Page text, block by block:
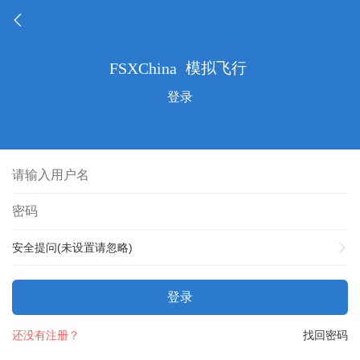
登录
安全提问(未设置请忽略)
登录
找回密码
还没有注册？